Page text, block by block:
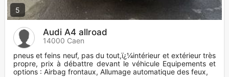
5
Audi A4 allroad
14000 Caen
pneus et feins neuf, pas du tout,ï¿¼intérieur et extérieur très
propre, prix à débattre devant le véhicule Equipements et
options : Airbag frontaux, Allumage automatique des feux,